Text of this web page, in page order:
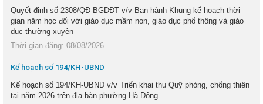
Quyết định số 2308/QĐ-BGDĐT v/v Ban hành Khung kế hoạch thời
gian năm học đối với giáo dục mầm non, giáo dục phổ thông và giáo
dục thường xuyên
Thời gian đăng: 08/08/2026
Kế hoạch số 194/KH-UBND
Kế hoạch số 194/KH-UBND v/v Triển khai thu Quỹ phòng, chống thiên
tại năm 2026 trên địa bàn phường Hà Đông